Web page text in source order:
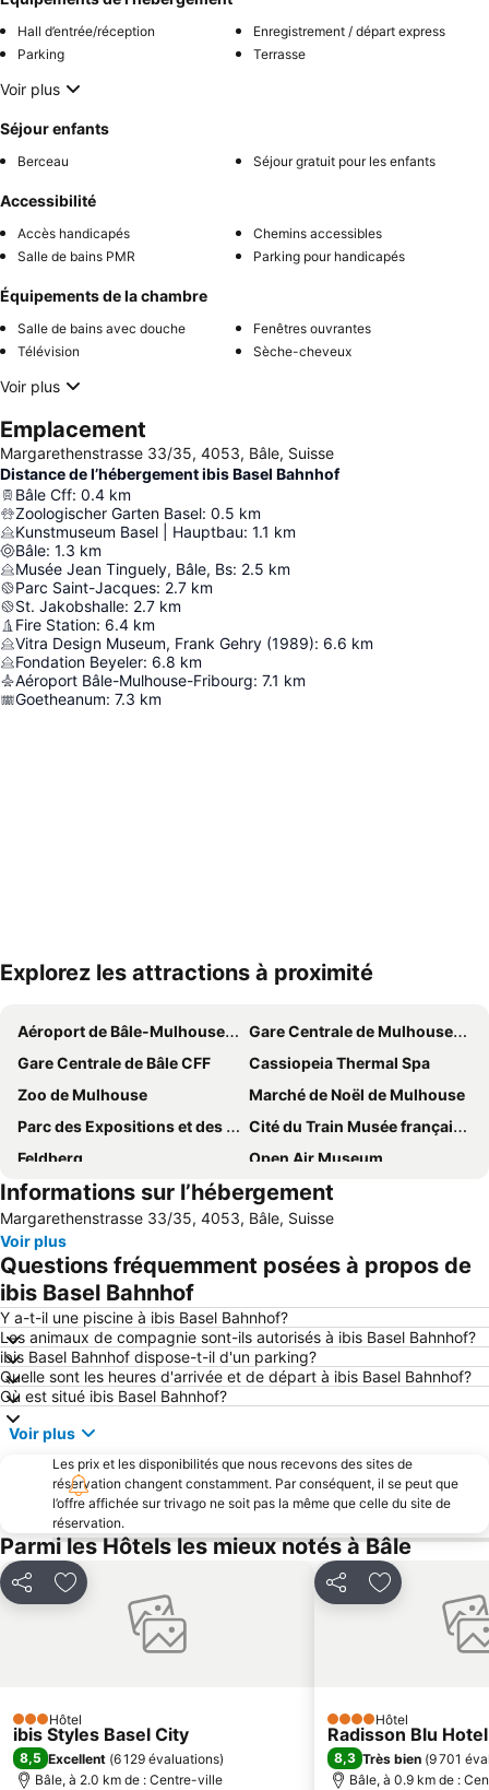
Hall d’entrée/réception
Enregistrement / départ express
Parking
Terrasse
Voir plus
Séjour enfants
Berceau Séjour gratuit pour les enfants
Accessibilité
Accès handicapés
Chemins accessibles
Salle de bains PMR
Parking pour handicapés
Équipements de la chambre
Salle de bains avec douche
Fenêtres ouvrantes
Télévision
Sèche-cheveux
Voir plus
Emplacement
Margarethenstrasse 33/35, 4053, Bâle, Suisse
Distance de l’hébergement ibis Basel Bahnhof
Bâle Cff: 0.4 km
Zoologischer Garten Basel: 0.5 km
Kunstmuseum Basel | Hauptbau: 1.1 km
Bâle: 1.3 km
Musée Jean Tinguely, Bâle, Bs: 2.5 km
Parc Saint-Jacques: 2.7 km
St. Jakobshalle: 2.7 km
Fire Station: 6.4 km
Vitra Design Museum, Frank Gehry (1989): 6.6 km
Fondation Beyeler: 6.8 km
Aéroport Bâle-Mulhouse-Fribourg: 7.1 km
Goetheanum: 7.3 km
Explorez les attractions à proximité
Aéroport de Bâle-Mulhouse-Fribourg
Gare Centrale de Mulhouse-Ville
Gare Centrale de Bâle CFF
Cassiopeia Thermal Spa
Zoo de Mulhouse
Marché de Noël de Mulhouse
Parc des Expositions et des Congrès
Cité du Train Musée français du Chemin de fer
Feldberg
Open Air Museum
Steinwasen-Park
Le carnaval de Bâle
Baseler Weihnachtsmarkt
Zoo de Bâle
La Tour de l'Europe
Grand Casino de Bâle
Basel Old Town
Parc Sankt Jakob
Fondation Beyeler
Stadt-Casino Basel
Old Town Great Basel
aquabasilea
Belchen-Seilbahn
Nature
Parc aquatique Laguna
Cathédrale de Bâle
Parc des Eaux Vives
Flughafen Grenchen
Gundeldingen
Musée d'Art de Bâle
Gare de Badischer
Old town of Aarau
Arboretum de Fribourg-Günterstal
Schauisland
Feldsee
Basel Suburbs
Informations sur l’hébergement
Margarethenstrasse 33/35, 4053, Bâle, Suisse
Voir plus
Questions fréquemment posées à propos de
ibis Basel Bahnhof
Y a-t-il une piscine à ibis Basel Bahnhof?
Les animaux de compagnie sont-ils autorisés à ibis Basel Bahnhof?
ibis Basel Bahnhof dispose-t-il d'un parking?
Quelle sont les heures d'arrivée et de départ à ibis Basel Bahnhof?
Où est situé ibis Basel Bahnhof?
Voir plus
Les prix et les disponibilités que nous recevons des sites de
réservation changent constamment. Par conséquent, il se peut que
l’offre affichée sur trivago ne soit pas la même que celle du site de
réservation.
Parmi les Hôtels les mieux notés à Bâle
PartagerAjouter à mes favoris
3 Étoiles
Hôtel
ibis Styles Basel City
8,5 Excellent (6 129 évaluations)
Bâle, à 2.0 km de : Centre-ville
PartagerAjouter à
4 ÉtoilesHôtel
Radisson Blu
8,3 Très bien (9 701
Bâle, à 0.9 km de :